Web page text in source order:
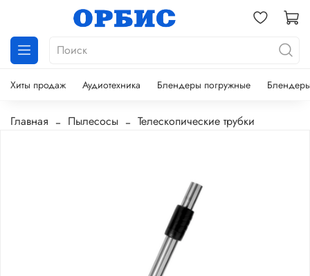
Хиты продаж Аудиотехника Блендеры погружные
Главная Пылесосы Телескопические трубки